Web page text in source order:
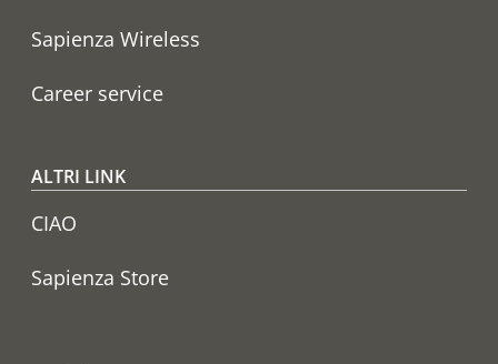
Sapienza Wireless
Career service
ALTRI LINK
CIAO
Sapienza Store